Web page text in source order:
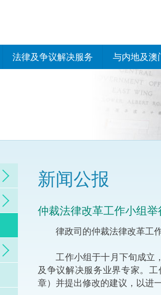
法律及争议解决服务
诉讼
网上争议解决及法律科技
体育争议解决先导计划
能力建设
法律枢纽
与内地及澳
与内地有关
香港与内
商事案件判
关于建立更
与澳门特区
“一带一路”
粤港澳大湾
新闻公报
仲裁法律改革工作小组举
律政司的仲裁法律改革工作
工作小组于十月下旬成立，
及争议解决服务业界专家。
章）并提出修改的建议，以进